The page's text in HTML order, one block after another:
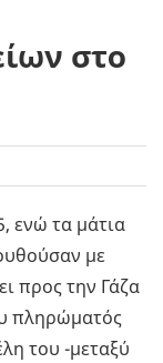
στο
ενώ τα μάτια
με
προς την Γάζα
πληρώματός
του -μεταξύ